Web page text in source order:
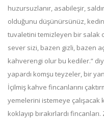
huzursuzlanır, asabileşir,
olduğunu düşünürsünüz,
tuvaletini temizleyen bir salak
sever sizi, bazen gizli, bazen
kahverengi olur bu kediler.”
yapardı komşu teyzeler, bir
İçilmiş kahve fincanlarını
yemelerini istemeye çalışacak
koklayıp bırakırlardı